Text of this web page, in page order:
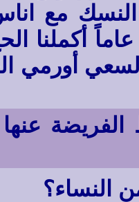
النسك مع
أكملنا
أورمي
الفريضة
النساء؟